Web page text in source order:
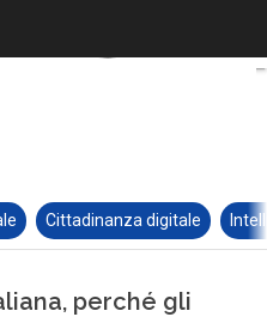
Cittadinanza digitale
perché gli